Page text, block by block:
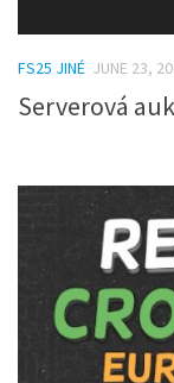
FS25 JINÉ JUNE 23,
Serverová